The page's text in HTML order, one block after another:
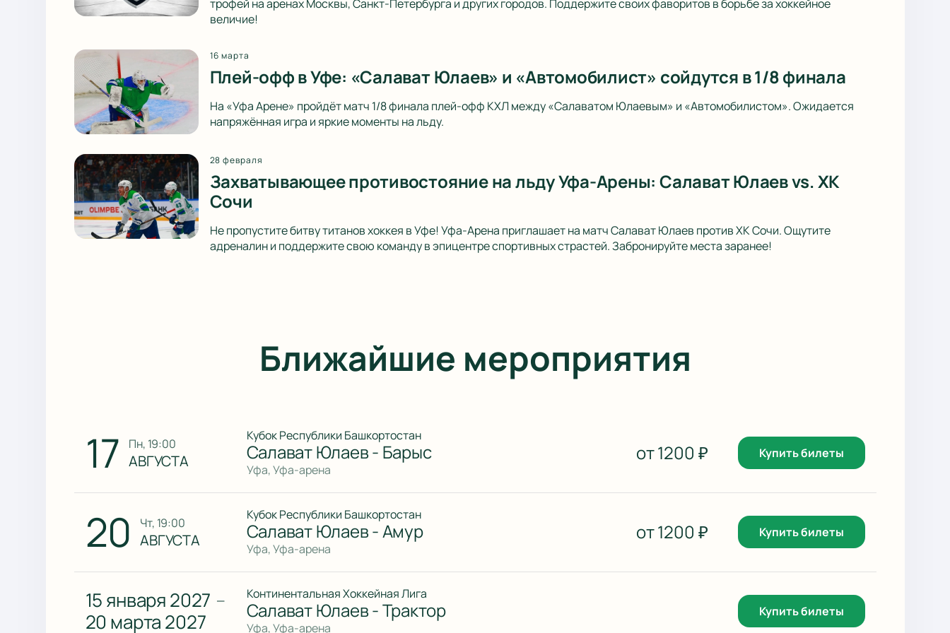
трофей на аренах Москвы, Санкт-Петербурга и других городов. Поддержите своих фаворитов в борьбе за хоккейное
величие!
16 марта
Плей-офф в Уфе: «Салават Юлаев» и «Автомобилист» сойдутся в 1/8 финала
На «Уфа Арене» пройдёт матч 1/8 финала плей-офф КХЛ между «Салаватом Юлаевым» и «Автомобилистом». Ожидается
напряжённая игра и яркие моменты на льду.
28 февраля
Захватывающее противостояние на льду Уфа-Арены: Салават Юлаев vs. ХК
Сочи
Не пропустите битву титанов хоккея в Уфе! Уфа-Арена приглашает на матч Салават Юлаев против ХК Сочи. Ощутите
адреналин и поддержите свою команду в эпицентре спортивных страстей. Забронируйте места заранее!
Ближайшие мероприятия
17 пн, 19:00
АВГУСТА
Кубок Республики Башкортостан
Салават Юлаев - Барыс
Уфа, Уфа-арена
от1200 ₽ Купить билеты
20 чт, 19:00
АВГУСТА
Кубок Республики Башкортостан
Салават Юлаев - Амур
Уфа, Уфа-арена
от1200 ₽ Купить билеты
15 января 2027 —
20 марта 2027
Континентальная Хоккейная Лига
Салават Юлаев - Трактор
Уфа, Уфа-арена
Купить билеты